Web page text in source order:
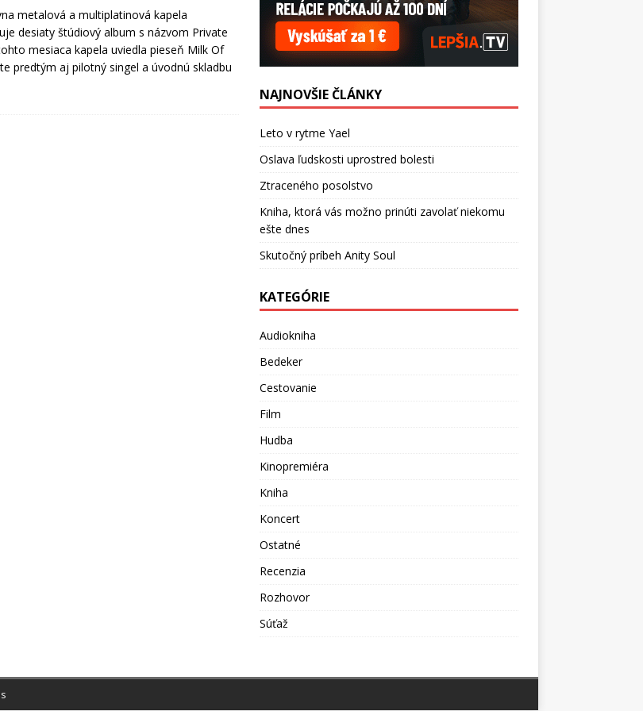
metalová a multiplatinová kapela
desiaty štúdiový album s názvom Private
mesiaca kapela uviedla pieseň Milk Of
predtým aj pilotný singel a úvodnú skladbu
NAJNOVŠIE ČLÁNKY
Leto v rytme Yael
Oslava ľudskosti uprostred bolesti
Ztraceného posolstvo
Kniha, ktorá vás možno prinúti zavolať niekomu
ešte dnes
Skutočný príbeh Anity Soul
KATEGÓRIE
Audiokniha
Bedeker
Cestovanie
Film
Hudba
Kinopremiéra
Kniha
Koncert
Ostatné
Recenzia
Rozhovor
Súťaž